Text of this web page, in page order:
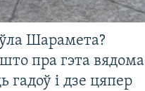
Шарамета?
пра гэта вядома
гадоў і дзе цяпер